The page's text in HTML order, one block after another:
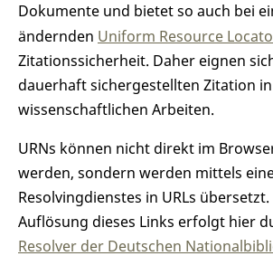
Dokumente und bietet so auch bei
ändernden Uniform Resource
Zitationssicherheit. Daher eignen
dauerhaft sichergestellten Zitation in
wissenschaftlichen Arbeiten.
URNs können nicht direkt im
werden, sondern werden mittels
Resolvingdienstes in URLs
Auflösung dieses Links erfolgt hier
Resolver der Deutschen